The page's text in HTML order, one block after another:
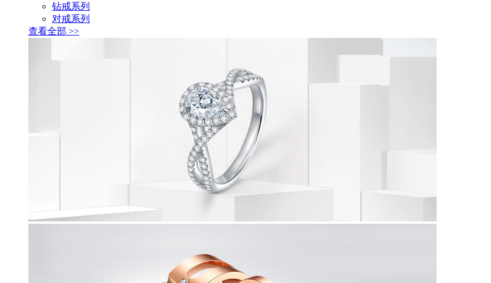
钻戒系列
对戒系列
查看全部 >>